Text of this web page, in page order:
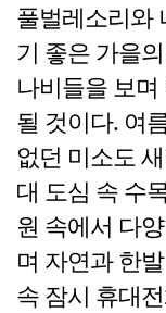
풀벌레소리와
기 좋은 가을
나비들을 보
될 것이다. 여
없던 미소도
대 도심 속 수
원 속에서 다
며 자연과 한
속 잠시 휴대